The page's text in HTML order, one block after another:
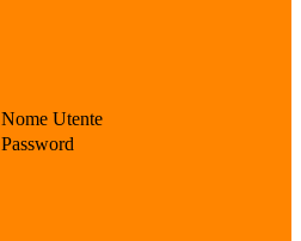
Nome Utente
Password